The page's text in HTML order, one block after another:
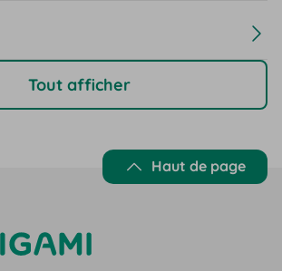
Tout afficher
Haut de page